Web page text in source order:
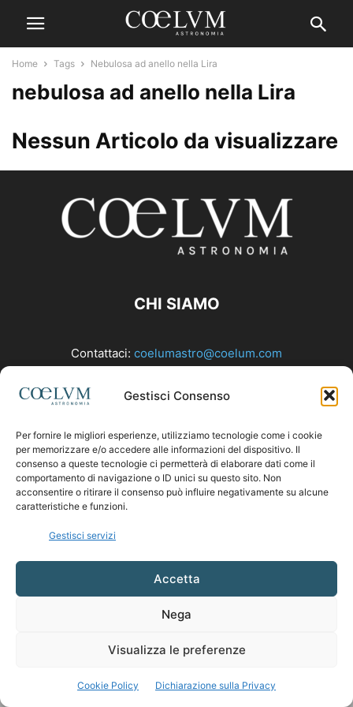
Gestisci Consenso
Per fornire le migliori esperienze, utilizziamo tecnologie come i cookie
per memorizzare e/o accedere alle informazioni del dispositivo. Il
consenso a queste tecnologie ci permetterà di elaborare dati come il
comportamento di navigazione o ID unici su questo sito. Non
acconsentire o ritirare il consenso può influire negativamente su alcune
caratteristiche e funzioni.
Gestisci servizi
Accetta
Nega
Visualizza le preferenze
Cookie Policy Dichiarazione sulla Privacy
Home Tags Nebulosa ad anello nella Lira
nebulosa ad anello nella Lira
Nessun Articolo da visualizzare
CHI SIAMO
Contattaci: coelumastro@coelum.com
SEGUICI